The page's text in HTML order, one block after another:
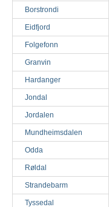
Borstrondi
Eidfjord
Folgefonn
Granvin
Hardanger
Jondal
Jordalen
Mundheimsdalen
Odda
Røldal
Strandebarm
Tyssedal